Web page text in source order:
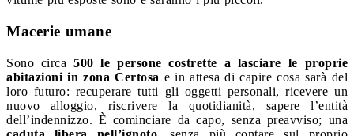
Macerie umane
Sono circa500 le persone costrette a lasciare le proprie
abitazioni in zona Certosa e in attesa di capire cosa sarà del
loro futuro: recuperare tutti gli oggetti personali, ricevere un
nuovo alloggio, riscrivere la quotidianità, sapere l’entità
dell’indennizzo. È cominciare da capo, senza preavviso; una